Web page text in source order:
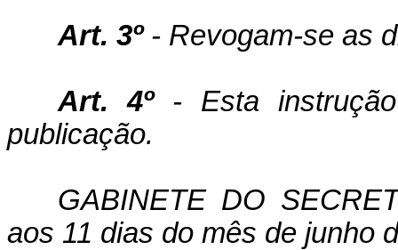
Art. 3º - Revogam-se as
Art. 4º - Esta
publicação.
GABINETE DO
aos 11 dias do mês de junho